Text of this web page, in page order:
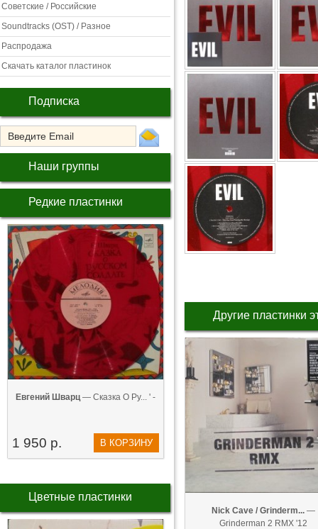
Советские / Российские
Soundtracks (OST) / Разное
Распродажа
Скачать каталог пластинок
Подписка
Наши группы
Редкие пластинки
Евгений Шварц— Сказка О Ру... ' -
1 950 р. В КОРЗИНУ
Цветные пластинки
Другие пластинки
Nick Cave / Grinderm...—
Grinderman 2 RMX '12